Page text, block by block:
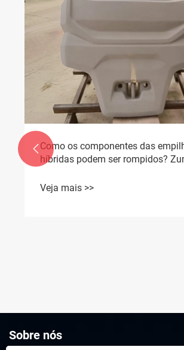
Como os componentes das
híbridas podem ser rompidos?
compatíveis com empilhadeiras
Veja mais >>

Sobre nós